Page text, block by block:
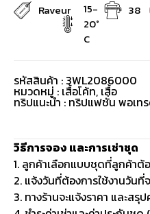
Raveur
15-
20°
C
38
รหัสสินค้า : 3WL2086000
หมวดหมู่ : เสื้อโค้ท, เสื้อ
ทริปแนะนำ : ทริปแฟชั่น พอเท
วิธีการจอง และการเช่าชุด
1. ลูกค้าเลือกแบบชุดที่ลูกค้าต้
2. แจ้งวันที่ต้องการใช้งานวัน
3. ทางร้านจะแจ้งราคา และสรุ